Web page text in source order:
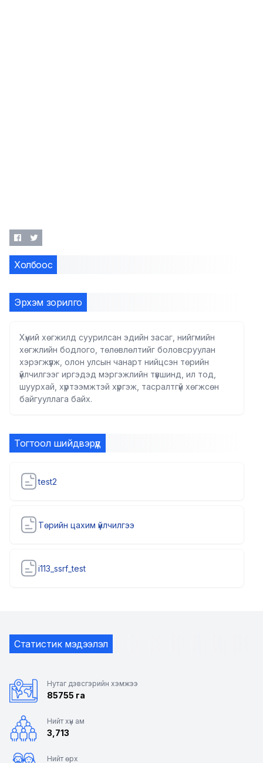
Холбоос
Эрхэм зорилго
Хүний хөгжилд суурилсан эдийн засаг, нийгмийн
хөгжлийн бодлого, төлөвлөлтийг боловсруулан
хэрэгжүүлж, олон улсын чанарт нийцсэн төрийн
үйлчилгээг иргэдэд мэргэжлийн түвшинд, ил тод,
шуурхай, хүртээмжтэй хүргэж, тасралтгүй хөгжсөн
байгууллага байх.
Тогтоол шийдвэрүүд
test2
Төрийн цахим үйлчилгээ
i113_ssrf_test
Статистик мэдээлэл
Нутаг дэвсгэрийн хэмжээ
85755 га
Нийт хүн ам
3,713
Нийт өрх